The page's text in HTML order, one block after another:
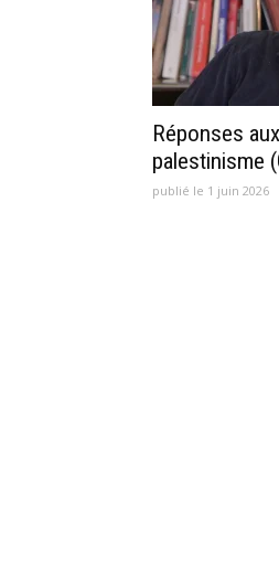
Réponses
palestinisme
publié le 1 juin 2026